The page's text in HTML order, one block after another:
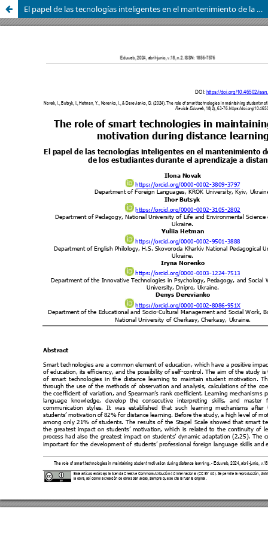
El papel de las tecnologías inteligentes en el mantenimiento de la motivación de los estudiantes durante el aprendizaje a distancia